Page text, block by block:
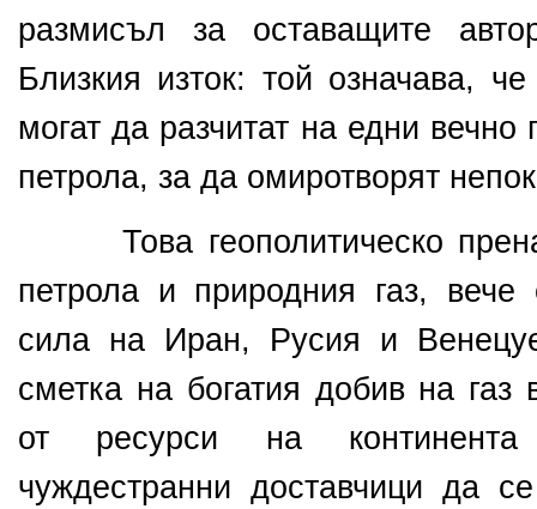
размисъл за оставащите
Близкия изток: той означава,
могат да разчитат на едни
петрола, за да омиротворят
Това геополитическо
петрола и природния газ,
сила на Иран, Русия и
сметка на богатия добив на
от ресурси на континента
чуждестранни доставчици да